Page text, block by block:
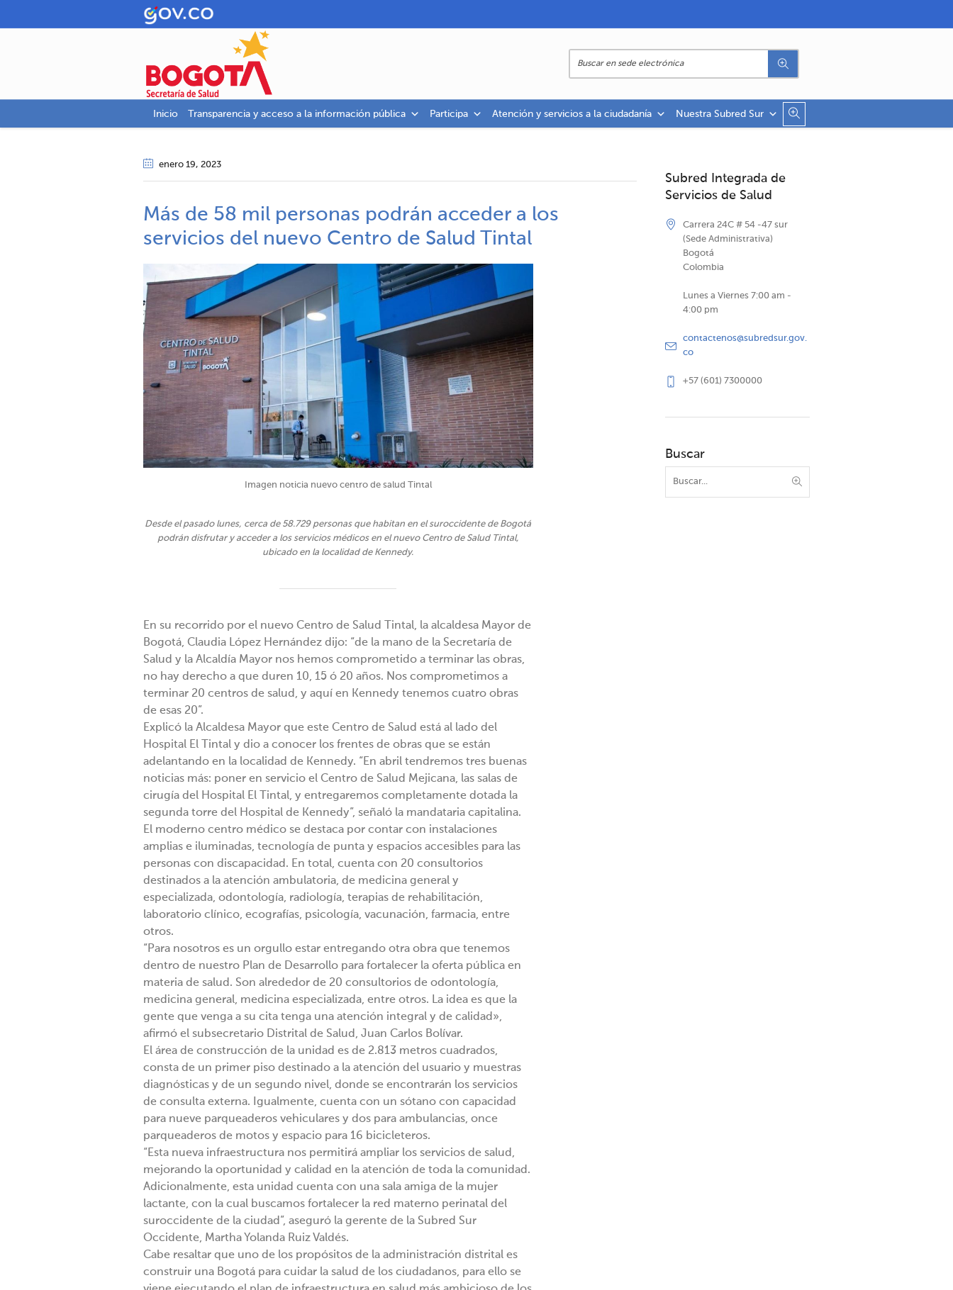
Inicio Transparencia y acceso a la información pública Participa Atención y servicios a la ciudadanía Nuestra Subred Sur
enero 19, 2023
Más de 58 mil personas podrán acceder a los
servicios del nuevo Centro de Salud Tintal​​
Imagen noticia nuevo centro de salud Tintal
Desde el pasado lunes, cerca de 58.729 personas que habitan en el suroccidente de Bogotá
podrán disfrutar y acceder a los servicios médicos en el nuevo Centro de Salud Tintal,
ubicado en la localidad de Kennedy.
En su recorrido por el nuevo Centro de Salud Tintal, la alcaldesa Mayor de
Bogotá, Claudia López Hernández dijo: “de la mano de la Secretaría de
Salud y la Alcaldía Mayor nos hemos comprometido a terminar las obras,
no hay derecho a que duren 10, 15 ó 20 años. Nos comprometimos a
terminar 20 centros de salud, y aquí en Kennedy tenemos cuatro obras
de esas 20”.
Explicó la Alcaldesa Mayor que este Centro de Salud está al lado del
Hospital El Tintal y dio a conocer los frentes de obras que se están
adelantando en la localidad de Kennedy. “En abril tendremos tres buenas
noticias más: poner en servicio el Centro de Salud Mejicana, las salas de
cirugía del Hospital El Tintal, y entregaremos completamente dotada la
segunda torre del Hospital de Kennedy”, señaló la mandataria capitalina.
El moderno centro médico se destaca por contar con instalaciones
amplias e iluminadas, tecnología de punta y espacios accesibles para las
personas con discapacidad. En total, cuenta con 20 consultorios
destinados a la atención ambulatoria, de medicina general y
especializada, odontología, radiología, terapias de rehabilitación,
laboratorio clínico, ecografías, psicología, vacunación, farmacia, entre
otros.
“Para nosotros es un orgullo estar entregando otra obra que tenemos
dentro de nuestro Plan de Desarrollo para fortalecer la oferta pública en
materia de salud. Son alrededor de 20 consultorios de odontología,
medicina general, medicina especializada, entre otros. La idea es que la
gente que venga a su cita tenga una atención integral y de calidad»,
afirmó el subsecretario Distrital de Salud, Juan Carlos Bolívar.
El área de construcción de la unidad es de 2.813 metros cuadrados,
consta de un primer piso destinado a la atención del usuario y muestras
diagnósticas y de un segundo nivel, donde se encontrarán los servicios
de consulta externa. Igualmente, cuenta con un sótano con capacidad
para nueve parqueaderos vehiculares y dos para ambulancias, once
parqueaderos de motos y espacio para 16 bicicleteros.
“Esta nueva infraestructura nos permitirá ampliar los servicios de salud,
mejorando la oportunidad y calidad en la atención de toda la comunidad.
Adicionalmente, esta unidad cuenta con una sala amiga de la mujer
lactante, con la cual buscamos fortalecer la red materno perinatal del
suroccidente de la ciudad”, aseguró la gerente de la Subred Sur
Occidente, Martha Yolanda Ruiz Valdés.
Cabe resaltar que uno de los propósitos de la administración distrital es
construir una Bogotá para cuidar la salud de los ciudadanos, para ello se
Subred Integrada de
Servicios de Salud
Carrera 24C # 54 -47 sur
(Sede Administrativa)
Bogotá
Colombia
Lunes a Viernes 7:00 am -
4:00 pm
contactenos@subredsur.gov.
co
+57 (601) 7300000
Buscar